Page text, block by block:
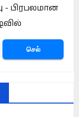
- பிரபலமான
செல்